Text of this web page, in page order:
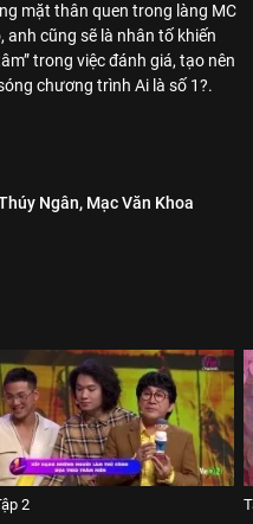
mặt thân quen trong làng MC
anh cũng sẽ là nhân tố khiến
trong việc đánh giá, tạo nên
chương trình Ai là số 1?.
Ngân, Mạc Văn Khoa
2